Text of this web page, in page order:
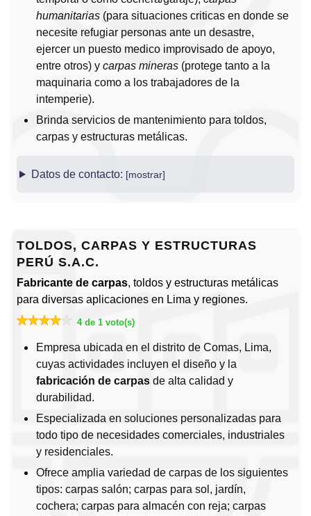
humanitarias (para situaciones criticas en donde se
necesite refugiar personas ante un desastre,
ejercer un puesto medico improvisado de apoyo,
entre otros) y carpas mineras (protege tanto a la
maquinaria como a los trabajadores de la
intemperie).
Brinda servicios de mantenimiento para toldos,
carpas y estructuras metálicas.
Datos de contacto:
TOLDOS, CARPAS Y ESTRUCTURAS
PERÚ S.A.C.
Fabricante de carpas, toldos y estructuras metálicas
para diversas aplicaciones en Lima y regiones.
4 de 1 voto(s)
Empresa ubicada en el distrito de Comas, Lima,
cuyas actividades incluyen el diseño y la
fabricación de carpas de alta calidad y
durabilidad.
Especializada en soluciones personalizadas para
todo tipo de necesidades comerciales, industriales
y residenciales.
Ofrece amplia variedad de carpas de los siguientes
tipos: carpas salón; carpas para sol, jardín,
cochera; carpas para almacén con reja; carpas